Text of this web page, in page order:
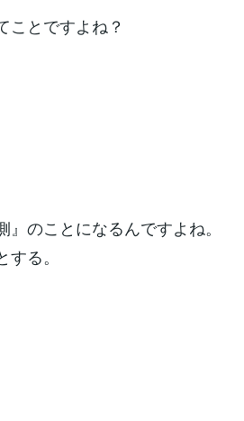
ことですよね？
のことになるんですよね。
る。